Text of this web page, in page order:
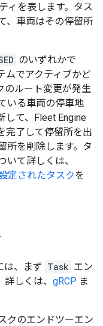
ィを表します。タス
、車両はその停留所
のいずれかで
ムでアクティブかど
のルート変更が発生
いる車両の停車地
して、Fleet Engine
完了して停留所を出
所を削除します。タ
いて詳しくは、
定されたタスクを
は、まず Task エン
しくは、 gRCP ま
クのエンドツーエン